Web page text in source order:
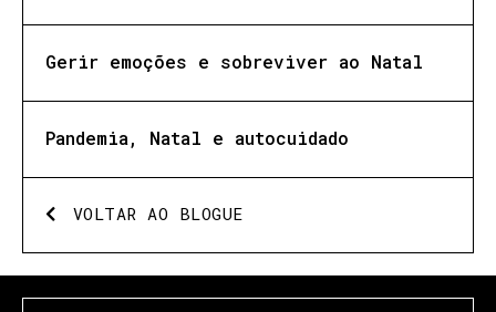
Gerir emoções e sobreviver ao Natal
Pandemia, Natal e autocuidado
VOLTAR AO BLOGUE